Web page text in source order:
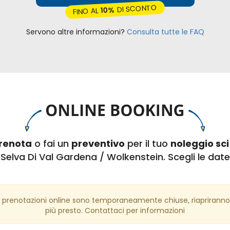
FINO AL10% DI SCONTO
Servono altre informazioni? Consulta tutte le FAQ
o fai un preventivo per il tuo noleggio sci
Selva Di Val Gardena / Wolkenstein. Scegli le date
prenotazioni online sono temporaneamente chiuse,
più presto. Contattaci per informazioni